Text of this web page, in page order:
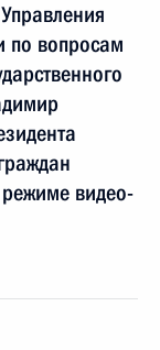
по вопросам
видео-